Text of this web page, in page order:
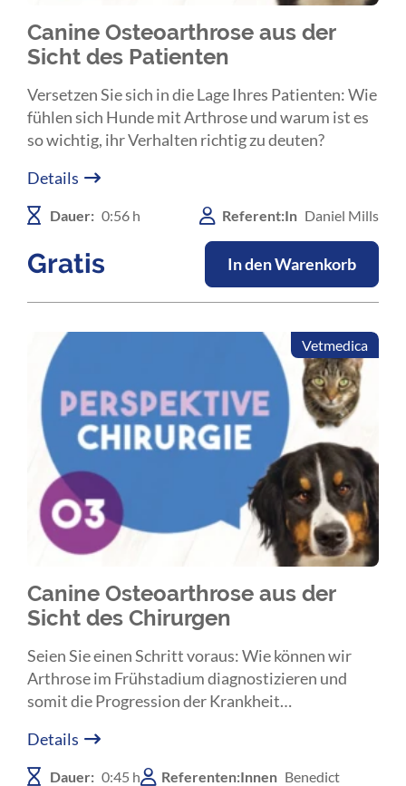
Canine Osteoarthrose aus der
Sicht des Patienten
Versetzen Sie sich in die Lage Ihres Patienten: Wie
fühlen sich Hunde mit Arthrose und warum ist es
so wichtig, ihr Verhalten richtig zu deuten?
Details
Dauer: 0:56 h Referent:In Daniel Mills
Gratis In den Warenkorb
Vetmedica
Canine Osteoarthrose aus der
Sicht des Chirurgen
Seien Sie einen Schritt voraus: Wie können wir
Arthrose im Frühstadium diagnostizieren und
somit die Progression der Krankheit
Details
Dauer: 0:45 h Referenten:Innen Benedict